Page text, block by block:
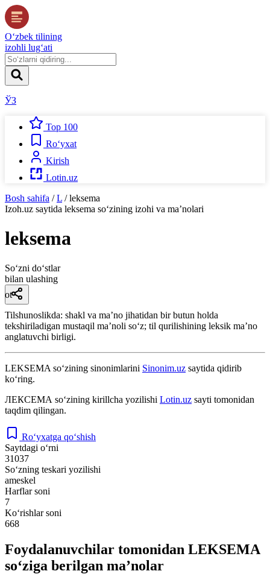
O‘zbek tilining
izohli lug‘ati
ЎЗ
Top 100
Ro‘yxat
Kirish
Lotin.uz
Bosh sahifa / L / leksema
Izoh.uz saytida leksema so‘zining izohi va ma’nolari
leksema
So‘zni do‘stlar
bilan ulashing
ot
Tilshunoslikda: shakl va maʼno jihatidan bir butun holda
tekshiriladigan mustaqil maʼnoli soʻz; til qurilishining leksik maʼno
anglatuvchi birligi.
LEKSEMA so‘zining sinonimlarini Sinonim.uz saytida qidirib
ko‘ring.
ЛЕКСЕМА so‘zining kirillcha yozilishi Lotin.uz sayti tomonidan
taqdim qilingan.
Ro‘yxatga qo‘shish
Saytdagi o‘rni
31037
So‘zning teskari yozilishi
ameskel
Harflar soni
7
Ko‘rishlar soni
668
Foydalanuvchilar tomonidan LEKSEMA
so‘ziga berilgan ma’nolar